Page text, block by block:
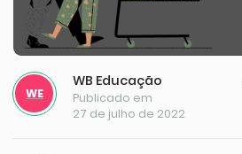
WE
WB Educação
Publicado em
27 de julho de 2022